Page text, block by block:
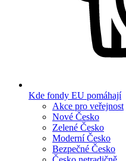
Kde fondy EU pomáhají
Akce pro veřejnost
Nové Česko
Zelené Česko
Moderní Česko
Bezpečné Česko